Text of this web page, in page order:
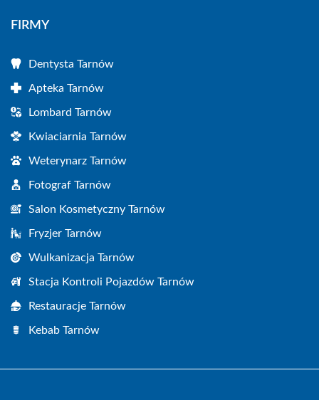
FIRMY
Dentysta Tarnów
Apteka Tarnów
Lombard Tarnów
Kwiaciarnia Tarnów
Weterynarz Tarnów
Fotograf Tarnów
Salon Kosmetyczny Tarnów
Fryzjer Tarnów
Wulkanizacja Tarnów
Stacja Kontroli Pojazdów Tarnów
Restauracje Tarnów
Kebab Tarnów